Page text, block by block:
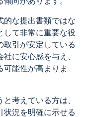
的な提出書類ではな
して非常に重要な役
取引が安定している
に安心感を与え、
可能性が高まりま
考えている方は、
状況を明確に示せる